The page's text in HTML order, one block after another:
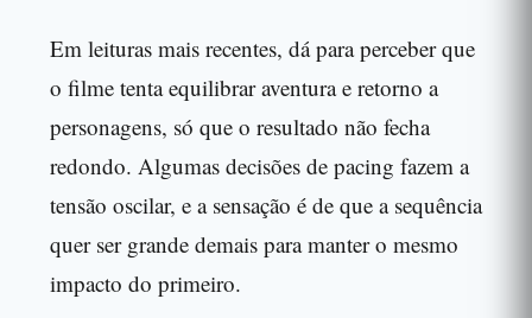
Em leituras mais recentes, dá para perceber que
o filme tenta equilibrar aventura e retorno a
personagens, só que o resultado não fecha
redondo. Algumas decisões de pacing fazem a
tensão oscilar, e a sensação é de que a sequência
quer ser grande demais para manter o mesmo
impacto do primeiro.